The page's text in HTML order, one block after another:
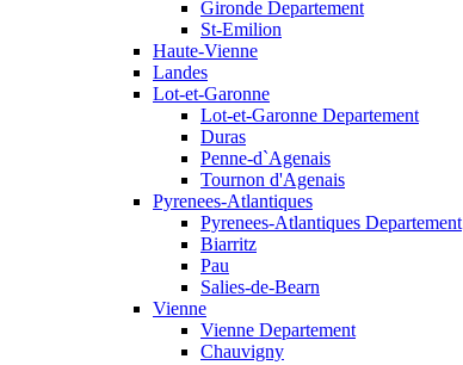
Gironde Departement
St-Emilion
Haute-Vienne
Landes
Lot-et-Garonne
Lot-et-Garonne Departement
Duras
Penne-d`Agenais
Tournon d'Agenais
Pyrenees-Atlantiques
Pyrenees-Atlantiques Departement
Biarritz
Pau
Salies-de-Bearn
Vienne
Vienne Departement
Chauvigny